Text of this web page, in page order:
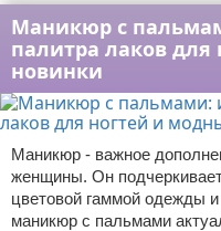
Маникюр с
палитра лаков
новинки
Маникюр - важное
женщины. Он
цветовой гаммой одежды
маникюр с пальмами